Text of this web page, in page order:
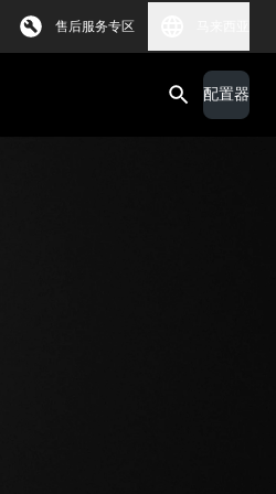
售后服务专区
配置器